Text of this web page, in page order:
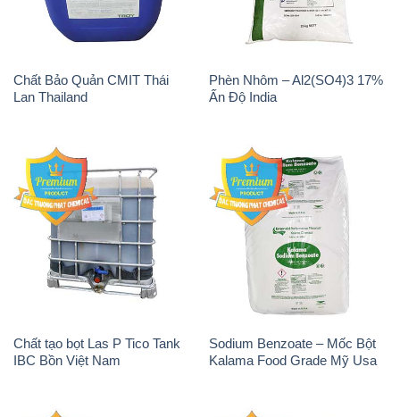
Chất Bảo Quản CMIT Thái
Lan Thailand
Phèn Nhôm – Al2(SO4)3 17%
Ấn Độ India
Chất tạo bọt Las P Tico Tank
IBC Bồn Việt Nam
Sodium Benzoate – Mốc Bột
Kalama Food Grade Mỹ Usa